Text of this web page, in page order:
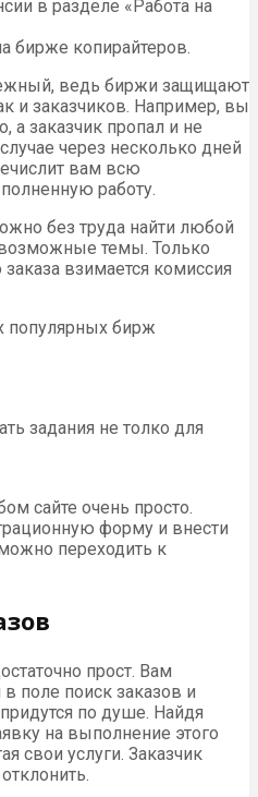
в разделе «Работа на
бирже копирайтеров.
ведь биржи защищают
и заказчиков. Например, вы
а заказчик пропал и не
через несколько дней
вам всю
работу.
без труда найти любой
темы. Только
взимается комиссия
популярных бирж
задания не толко для
сайте очень просто.
форму и внести
переходить к
прост. Вам
поле поиск заказов и
по душе. Найдя
на выполнение этого
свои услуги. Заказчик